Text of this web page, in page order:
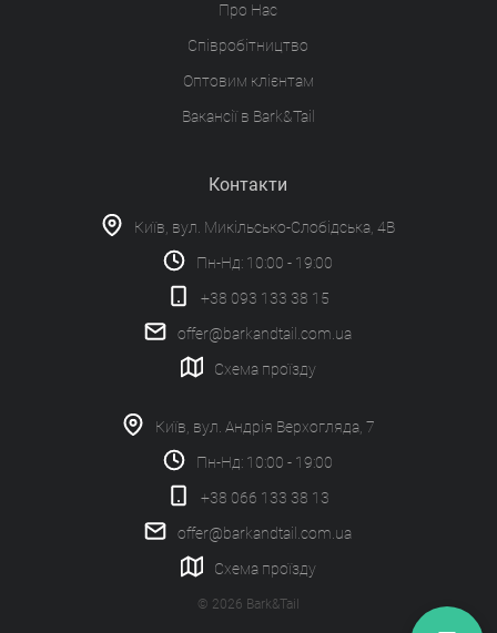
Про Нас
Співробітництво
Оптовим клієнтам
Вакансії в Bark&Tail
Контакти
Київ, вул. Микільсько-Слобідська, 4В
Пн-Нд: 10:00 - 19:00
+38 093 133 38 15
offer@barkandtail.com.ua
Схема проїзду
Київ, вул. Андрія Верхогляда, 7
Пн-Нд: 10:00 - 19:00
+38 066 133 38 13
offer@barkandtail.com.ua
Схема проїзду
© 2026 Bark&Tail